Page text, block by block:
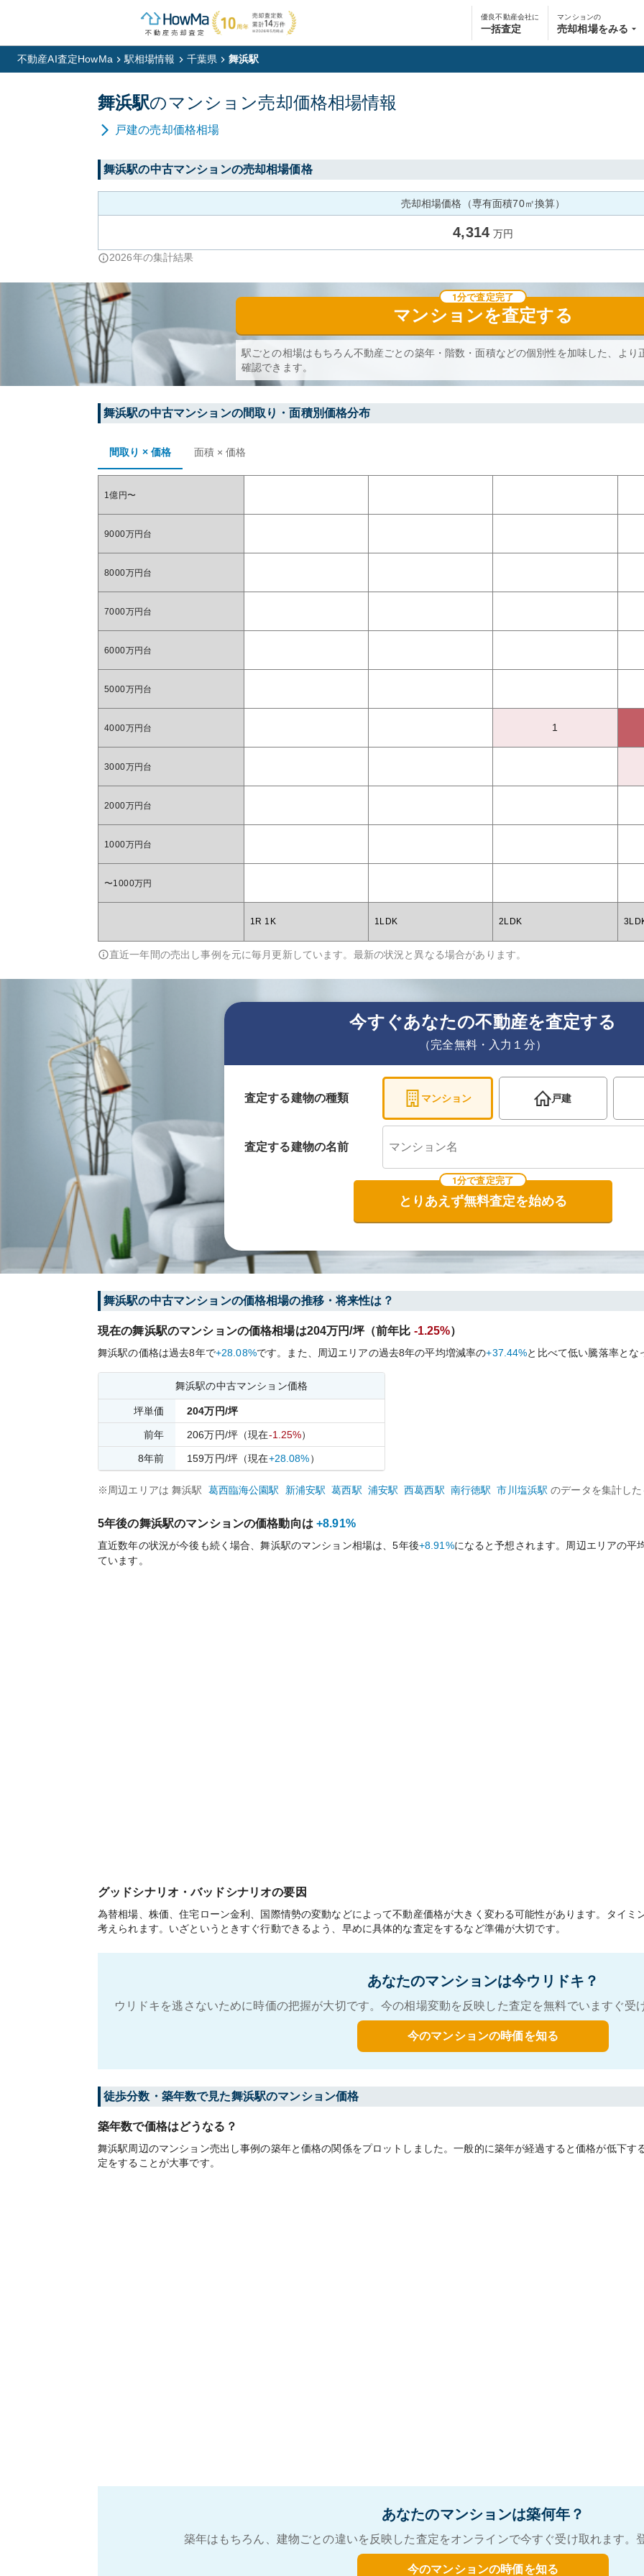
優良不動産会社に
一括査定
マンションの
売却相場をみる
不動産AI査定HowMa 駅相場情報 千葉県 舞浜駅
舞浜駅のマンション売却価格相場情報
戸建の売却価格相場
舞浜駅の中古マンションの売却相場価格
売却相場価格（専有面積70㎡換算）
4,314 万円
2026年の集計結果
マンションを査定する
1分で査定完了
駅ごとの相場はもちろん不動産ごとの築年・階数・面積などの個別性を加味した、より
確認できます。
舞浜駅の中古マンションの間取り・面積別価格分布
間取り × 価格 面積 × 価格
1億円〜
9000万円台
8000万円台
7000万円台
6000万円台
5000万円台
4000万円台 1
3000万円台
2000万円台
1000万円台
〜1000万円
1R 1K 1LDK 2LDK
直近一年間の売出し事例を元に毎月更新しています。最新の状況と異なる場合があります。
今すぐあなたの不動産を査定する
（完全無料・入力１分）
査定する建物の種類 マンション 戸建
査定する建物の名前
1分で査定完了
とりあえず無料査定を始める
舞浜駅の中古マンションの価格相場の推移・将来性は？
現在の舞浜駅のマンションの価格相場は204万円/坪（前年比 -1.25%）
舞浜駅の価格は過去8年で+28.08%です。 また、周辺エリアの過去8年の平均増減率の+37.44%と比べて低い騰落率とな
舞浜駅の中古マンション価格
坪単価 204万円/坪
前年 206万円/坪 （現在-1.25%）
8年前 159万円/坪 （現在+28.08%）
※周辺エリアは 舞浜駅 葛西臨海公園駅 新浦安駅 葛西駅 浦安駅 西葛西駅 南行徳駅 市川塩浜駅 のデータを集計し
5年後の舞浜駅のマンションの価格動向は +8.91%
直近数年の状況が今後も続く場合、舞浜駅のマンション相場は、5年後+8.91%になると予想されます。周辺エリアの平
ています。
グッドシナリオ・バッドシナリオの要因
為替相場、株価、住宅ローン金利、国際情勢の変動などによって不動産価格が大きく変わる可能性があります。タイミ
考えられます。いざというときすぐ行動できるよう、早めに具体的な査定をするなど準備が大切です。
あなたのマンションは今ウリドキ？
ウリドキを逃さないために時価の把握が大切です。今の相場変動を反映した査定を無料でいますぐ
今のマンションの時価を知る
徒歩分数・築年数で見た舞浜駅のマンション価格
築年数で価格はどうなる？
舞浜駅周辺のマンション売出し事例の築年と価格の関係をプロットしました。一般的に築年が経過すると価格が低下す
定をすることが大事です。
あなたのマンションは築何年？
築年はもちろん、建物ごとの違いを反映した査定をオンラインで今すぐ受け取れます。
今のマンションの時価を知る